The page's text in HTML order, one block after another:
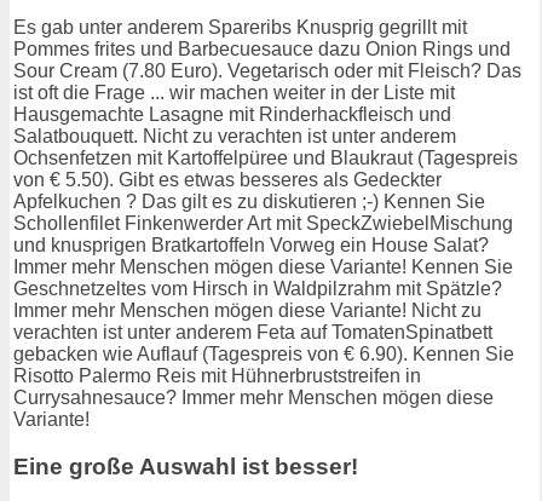
Es gab unter anderem Spareribs Knusprig gegrillt mit
Pommes frites und Barbecuesauce dazu Onion Rings und
Sour Cream (7.80 Euro). Vegetarisch oder mit Fleisch? Das
ist oft die Frage ... wir machen weiter in der Liste mit
Hausgemachte Lasagne mit Rinderhackfleisch und
Salatbouquett. Nicht zu verachten ist unter anderem
Ochsenfetzen mit Kartoffelpüree und Blaukraut (Tagespreis
von € 5.50). Gibt es etwas besseres als Gedeckter
Apfelkuchen ? Das gilt es zu diskutieren ;-) Kennen Sie
Schollenfilet Finkenwerder Art mit SpeckZwiebelMischung
und knusprigen Bratkartoffeln Vorweg ein House Salat?
Immer mehr Menschen mögen diese Variante! Kennen Sie
Geschnetzeltes vom Hirsch in Waldpilzrahm mit Spätzle?
Immer mehr Menschen mögen diese Variante! Nicht zu
verachten ist unter anderem Feta auf TomatenSpinatbett
gebacken wie Auflauf (Tagespreis von € 6.90). Kennen Sie
Risotto Palermo Reis mit Hühnerbruststreifen in
Currysahnesauce? Immer mehr Menschen mögen diese
Variante!
Eine große Auswahl ist besser!